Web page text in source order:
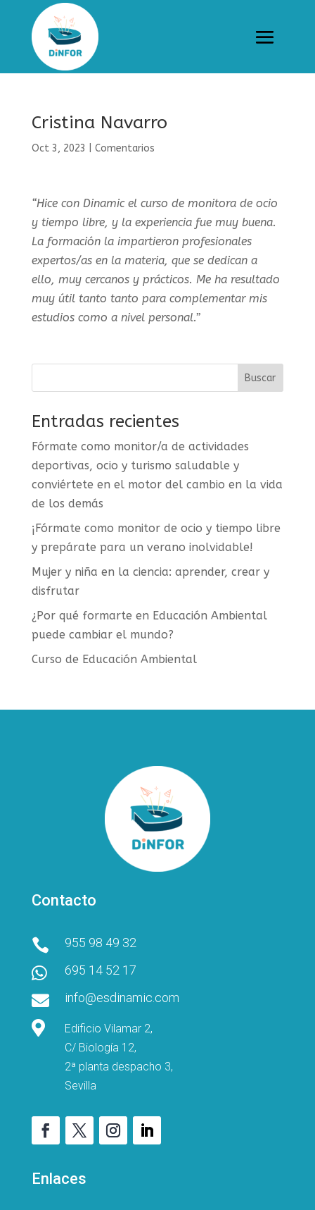
Cristina Navarro
Oct 3, 2023 Comentarios
“Hice con Dinamic el curso de monitora de ocio
y tiempo libre, y la experiencia fue muy buena.
La formación la impartieron profesionales
expertos/as en la materia, que se dedican a
ello, muy cercanos y prácticos. Me ha resultado
muy útil tanto tanto para complementar mis
estudios como a nivel personal.”
Entradas recientes
Fórmate como monitor/a de actividades
deportivas, ocio y turismo saludable y
conviértete en el motor del cambio en la vida
de los demás
¡Fórmate como monitor de ocio y tiempo libre
y prepárate para un verano inolvidable!
Mujer y niña en la ciencia: aprender, crear y
disfrutar
¿Por qué formarte en Educación Ambiental
puede cambiar el mundo?
Curso de Educación Ambiental
Contacto
 955 98 49 32
 695 14 52 17
 info@esdinamic.com

Edificio Vilamar 2,
C/ Biología 12,
2ª planta despacho 3,
Sevilla
Enlaces